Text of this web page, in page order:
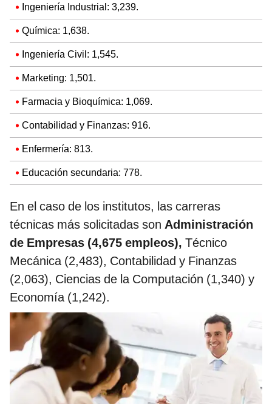
Ingeniería Industrial: 3,239.
Química: 1,638.
Ingeniería Civil: 1,545.
Marketing: 1,501.
Farmacia y Bioquímica: 1,069.
Contabilidad y Finanzas: 916.
Enfermería: 813.
Educación secundaria: 778.
En el caso de los institutos, las carreras
técnicas más solicitadas son Administración
de Empresas (4,675 empleos), Técnico
Mecánica (2,483), Contabilidad y Finanzas
(2,063), Ciencias de la Computación (1,340) y
Economía (1,242).